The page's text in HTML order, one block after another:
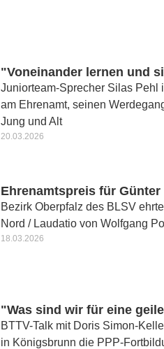
"Voneinander lernen und
Juniorteam-Sprecher Silas Pehl
am Ehrenamt, seinen
Jung und Alt
20.03.2026
Ehrenamtspreis für Günter
Bezirk Oberpfalz des BLSV
Nord / Laudatio von Wolfgang
18.03.2026
"Was sind wir für eine
BTTV-Talk mit Doris Simon-
in Königsbrunn die PPP-